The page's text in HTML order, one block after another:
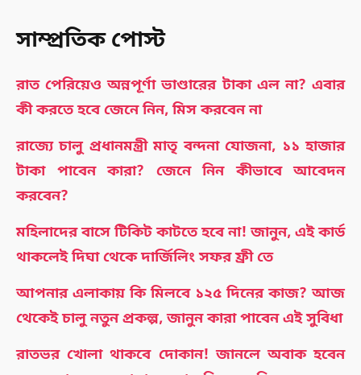
সাম্প্রতিক পোস্ট
রাত পেরিয়েও অন্নপূর্ণা ভাণ্ডারের টাকা এল না? এবার
কী করতে হবে জেনে নিন, মিস করবেন না
রাজ্যে চালু প্রধানমন্ত্রী মাতৃ বন্দনা যোজনা, ১১ হাজার
টাকা পাবেন কারা? জেনে নিন কীভাবে আবেদন
করবেন?
মহিলাদের বাসে টিকিট কাটতে হবে না! জানুন, এই কার্ড
থাকলেই দিঘা থেকে দার্জিলিং সফর ফ্রী তে
আপনার এলাকায় কি মিলবে ১২৫ দিনের কাজ? আজ
থেকেই চালু নতুন প্রকল্প, জানুন কারা পাবেন এই সুবিধা
রাতভর খোলা থাকবে দোকান! জানলে অবাক হবেন